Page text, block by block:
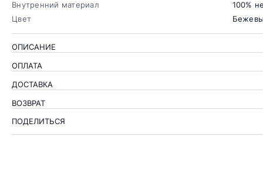
Внутренний материал
100%
Цвет
ОПИСАНИЕ
ОПЛАТА
ДОСТАВКА
ВОЗВРАТ
ПОДЕЛИТЬСЯ